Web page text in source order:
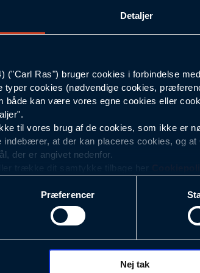
Detaljer
("Carl Ras") bruger cookies i forbindelse
typer cookies (nødvendige cookies,
både kan være vores egne cookies eller
til vores brug af de cookies, som ikke er
indebærer, at der kan placeres cookies, og
der er angivet nedenfor.
trække dit samtykke tilbage her
med det formål at optimere design,
analyser af, hvilke oplysninger der er
hvad der klikkes på, sider/indhold der
(computer, smartphone mv.) samt de
Præferencer
Nej tak
Mørkeblå